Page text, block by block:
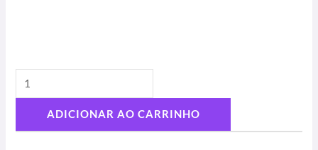
ADICIONAR AO CARRINHO